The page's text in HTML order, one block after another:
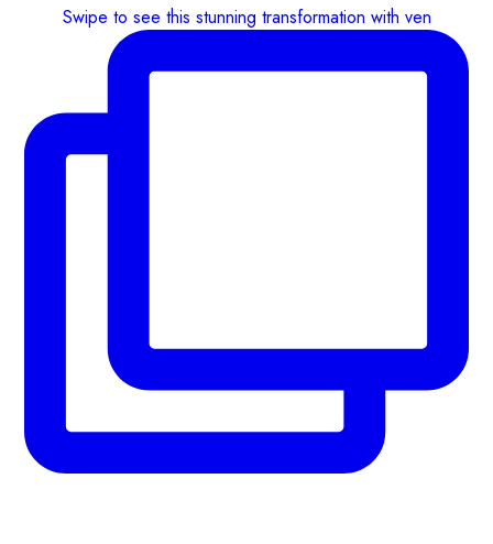
Swipe to see this stunning transformation with ven